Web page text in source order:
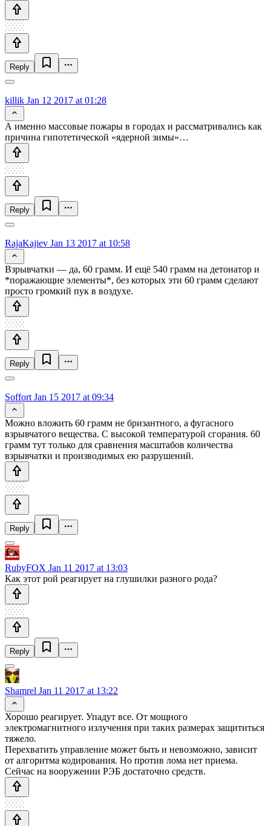
Reply
killik Jan 12 2017 at 01:28
А именно массовые пожары в городах и рассматривались как
причина гипотетической «ядерной зимы»…
Reply
RajaKajiev Jan 13 2017 at 10:58
Взрывчатки — да, 60 грамм. И ещё 540 грамм на детонатор и
*поражающие элементы*, без которых эти 60 грамм сделают
просто громкий пук в воздухе.
Reply
Soffort Jan 15 2017 at 09:34
Можно вложить 60 грамм не бризантного, а фугасного
взрывчатого вещества. С высокой температурой сгорания. 60
грамм тут только для сравнения масштабов количества
взрывчатки и производимых ею разрушений.
Reply
RubyFOX Jan 11 2017 at 13:03
Как этот рой реагирует на глушилки разного рода?
Reply
Shamrel Jan 11 2017 at 13:22
Хорошо реагирует. Упадут все. От мощного
электромагнитного излучения при таких размерах защититься
тяжело.
Перехватить управление может быть и невозможно, зависит
от алгоритма кодирования. Но против лома нет приема.
Сейчас на вооружении РЭБ достаточно средств.